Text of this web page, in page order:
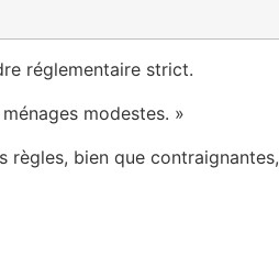
réglementaire strict.
modestes. »
règles, bien que contraignantes,